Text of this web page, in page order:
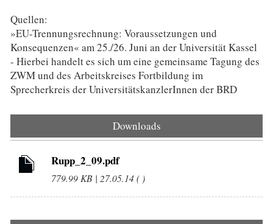
Quellen:
»EU-Trennungsrechnung: Voraussetzungen und
Konsequenzen« am 25./26. Juni an der Universität Kassel
- Hierbei handelt es sich um eine gemeinsame Tagung des
ZWM und des Arbeitskreises Fortbildung im
Sprecherkreis der UniversitätskanzlerInnen der BRD
Downloads
Rupp_2_09.pdf
779.99 KB | 27.05.14 ( )